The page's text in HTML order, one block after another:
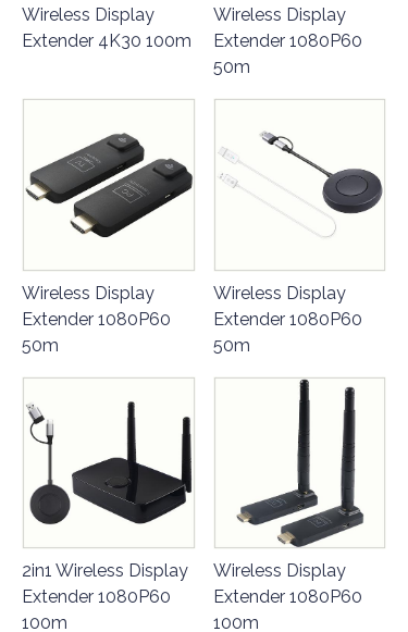
Wireless Display
Extender 4K30 100m
Wireless Display
Extender 1080P60
50m
Wireless Display
Extender 1080P60
50m
Wireless Display
Extender 1080P60
50m
2in1 Wireless Display
Extender 1080P60
100m
Wireless Display
Extender 1080P60
100m